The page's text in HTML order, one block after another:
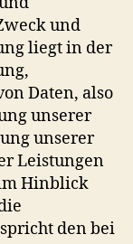
und
liegt in der
Daten, also
unserer
unserer
Leistungen
Hinblick
den bei